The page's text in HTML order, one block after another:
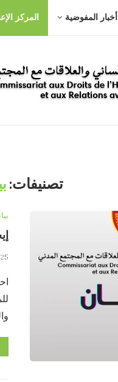
أخبار المفوضية المركز
تصنيفات:
25 مارس، 2026